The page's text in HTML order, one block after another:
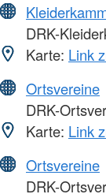
DRK-
Karte: Link
Ortsvereine
DRK-
Karte: Link
Ortsvereine
DRK-